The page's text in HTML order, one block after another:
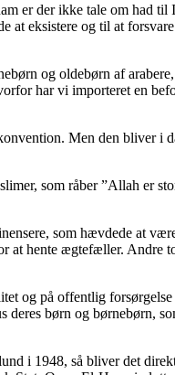
er der ikke tale om had til
at eksistere og til at
og oldebørn af
har vi importeret en
Men den bliver i
som råber ”Allah er
som hævdede at
at hente ægtefæller. Andre
og på offentlig
børn og børnebørn,
i 1948, så bliver det